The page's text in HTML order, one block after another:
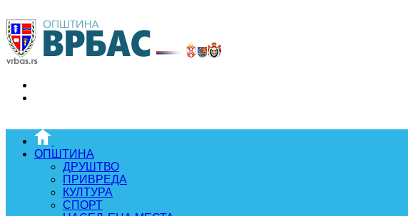
ОПШТИНА
ДРУШТВО
ПРИВРЕДА
КУЛТУРА
СПОРТ